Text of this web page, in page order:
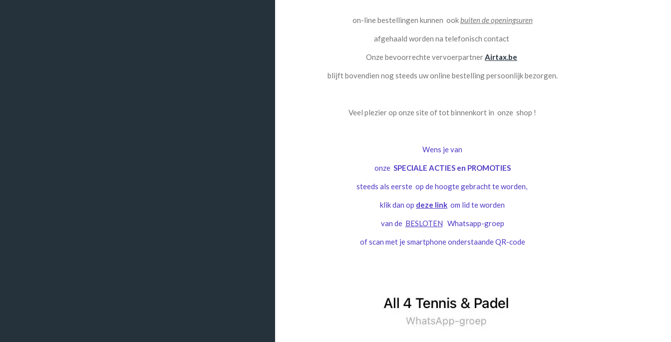
on-line bestellingen kunnen ookbuiten de openingsuren
afgehaald worden na telefonisch contact
Onze bevoorrechte vervoerpartnerAirtax.be
blijft bovendien nog steeds uw online bestelling persoonlijk bezorgen.
Veel plezier op onze site of tot binnenkort in onze shop !
Wens je van
onze SPECIALE ACTIES en PROMOTIES
steeds als eerste op de hoogte gebracht te worden,
klik dan op deze link om lid te worden
van de BESLOTEN Whatsapp-groep
of scan met je smartphone onderstaande QR-code